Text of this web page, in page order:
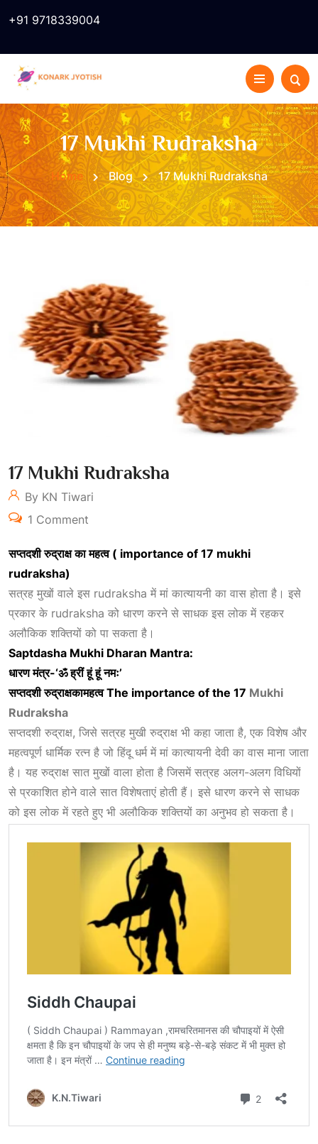
+91 9718339004
17 Mukhi Rudraksha
Home Blog 17 Mukhi Rudraksha
17 Mukhi Rudraksha
By KN Tiwari
1 Comment
सप्तदशीरुद्राक्षकामहत्व ( importance of 17 mukhi
rudraksha)
सत्रह मुखों वाले इस rudraksha में मां कात्यायनी का वास होता है। इसे
प्रकार के rudraksha को धारण करने से साधक इस लोक में रहकर
अलौकिक शक्तियों को पा सकता है।
Saptdasha Mukhi Dharan Mantra:
धारणमंत्र-‘ॐह्रींहूंहूंनमः’
सप्तदशीरुद्राक्षकामहत्वThe importance of the 17 Mukhi
Rudraksha
सप्तदशी रुद्राक्ष, जिसे सत्रह मुखी रुद्राक्ष भी कहा जाता है, एक विशेष और
महत्वपूर्ण धार्मिक रत्न है जो हिंदू धर्म में मां कात्यायनी देवी का वास माना जाता
है। यह रुद्राक्ष सात मुखों वाला होता है जिसमें सत्रह अलग-अलग विधियों
से प्रकाशित होने वाले सात विशेषताएं होती हैं। इसे धारण करने से साधक
को इस लोक में रहते हुए भी अलौकिक शक्तियों का अनुभव हो सकता है।